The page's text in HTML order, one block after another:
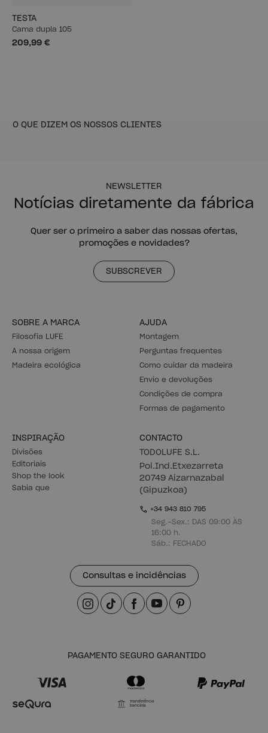
TESTA
Cama dupla 105
209,99 €
O QUE DIZEM OS NOSSOS CLIENTES
NEWSLETTER
Notícias diretamente da fábrica
Quer ser o primeiro a saber das nossas ofertas,
promoções e novidades?
SUBSCREVER
SOBRE A MARCA
Filosofia LUFE
A nossa origem
Madeira ecológica
AJUDA
Montagem
Perguntas frequentes
Como cuidar da madeira
Envio e devoluções
Condições de compra
Formas de pagamento
INSPIRAÇÃO
Divisões
Editoriais
Shop the look
Sabia que
CONTACTO
TODOLUFE S.L.
Pol.Ind.Etxezarreta
20749 Aizarnazabal
(Gipuzkoa)
+34 943 810 795
Seg.-Sex.: DAS 09:00 ÀS
16:00 h.
Sáb.: FECHADO
Consultas e incidências
PAGAMENTO SEGURO GARANTIDO
Transferência
bancária